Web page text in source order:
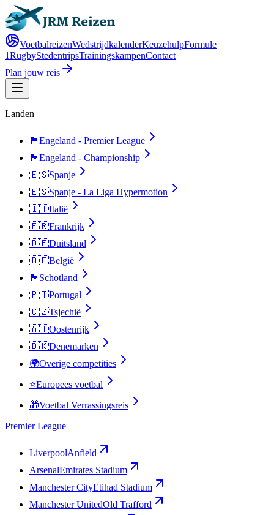
VoetbalreizenWedstrijdkalenderKeuzehulpFormule
1RugbyStedentripsTrainingskampenContact
Plan jouw reis
Landen
🏴󠁧󠁢󠁥󠁮󠁧󠁿 Engeland - Premier League
🏴󠁧󠁢󠁥󠁮󠁧󠁿 Engeland - Championship
🇪🇸Spanje
🇪🇸Spanje - La Liga Hypermotion
🇮🇹Italië
🇫🇷Frankrijk
🇩🇪Duitsland
🇧🇪België
🏴󠁧󠁢󠁳󠁣󠁴󠁿 Schotland
🇵🇹Portugal
🇨🇿Tsjechië
🇦🇹Oostenrijk
🇩🇰Denemarken
🌍Overige competities
⭐Europees voetbal
🎁Voetbal Verrassingsreis
Premier League
LiverpoolAnfield
ArsenalEmirates Stadium
Manchester CityEtihad Stadium
Manchester UnitedOld Trafford